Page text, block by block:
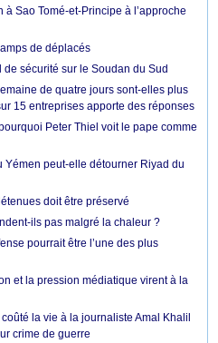
à Sao Tomé-et-Principe à l’approche
de déplacés
sécurité sur le Soudan du Sud
de quatre jours sont-elles plus
15 entreprises apporte des réponses
Peter Thiel voit le pape comme
Yémen peut-elle détourner Riyad du
doit être préservé
ils pas malgré la chaleur ?
pourrait être l’une des plus
et la pression médiatique virent à la
la vie à la journaliste Amal Khalil
crime de guerre